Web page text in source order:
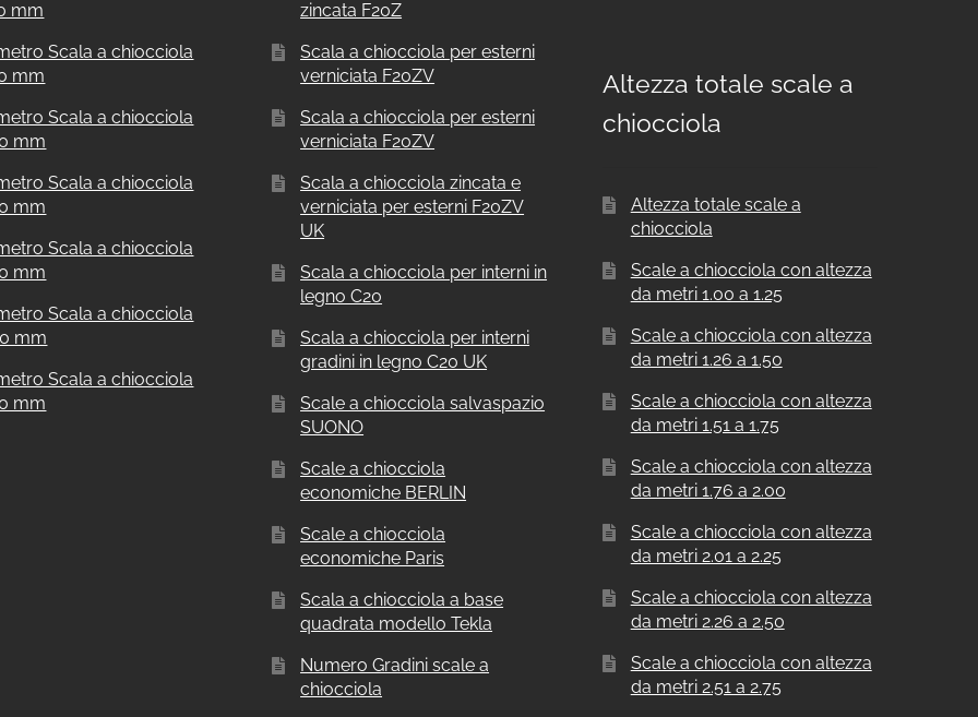
mm
Scala a chiocciola
mm
Scala a chiocciola
mm
Scala a chiocciola
mm
Scala a chiocciola
mm
Scala a chiocciola
mm
Scala a chiocciola
mm
zincata F20Z
Scala a chiocciola per esterni
verniciata F20ZV
Scala a chiocciola per esterni
verniciata F20ZV
Scala a chiocciola zincata e
verniciata per esterni F20ZV
UK
Scala a chiocciola per interni in
legno C20
Scala a chiocciola per interni
gradini in legno C20 UK
Scale a chiocciola salvaspazio
SUONO
Scale a chiocciola
economiche BERLIN
Scale a chiocciola
economiche Paris
Scala a chiocciola a base
quadrata modello Tekla
Numero Gradini scale a
chiocciola
Altezza totale scale a
chiocciola
Altezza totale scale a
chiocciola
Scale a chiocciola con altezza
da metri 1.00 a 1.25
Scale a chiocciola con altezza
da metri 1.26 a 1.50
Scale a chiocciola con altezza
da metri 1.51 a 1.75
Scale a chiocciola con altezza
da metri 1.76 a 2.00
Scale a chiocciola con altezza
da metri 2.01 a 2.25
Scale a chiocciola con altezza
da metri 2.26 a 2.50
Scale a chiocciola con altezza
da metri 2.51 a 2.75